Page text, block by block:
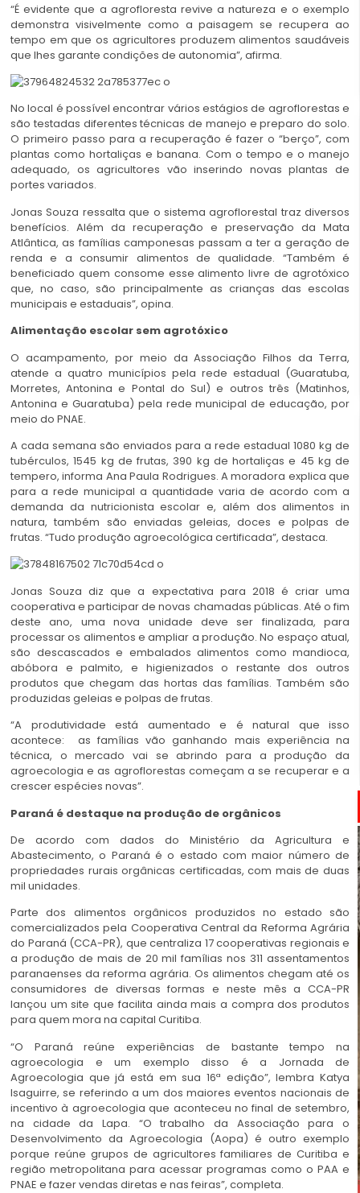
“É evidente que a agrofloresta revive a natureza e o exemplo
demonstra visivelmente como a paisagem se recupera ao
tempo em que os agricultores produzem alimentos saudáveis
que lhes garante condições de autonomia”, afirma.
No local é possível encontrar vários estágios de agroflorestas e
são testadas diferentes técnicas de manejo e preparo do solo.
O primeiro passo para a recuperação é fazer o “berço”, com
plantas como hortaliças e banana. Com o tempo e o manejo
adequado, os agricultores vão inserindo novas plantas de
portes variados.
Jonas Souza ressalta que o sistema agroflorestal traz diversos
benefícios. Além da recuperação e preservação da Mata
Atlântica, as famílias camponesas passam a ter a geração de
renda e a consumir alimentos de qualidade. “Também é
beneficiado quem consome esse alimento livre de agrotóxico
que, no caso, são principalmente as crianças das escolas
municipais e estaduais”, opina.
Alimentação escolar sem agrotóxico
O acampamento, por meio da Associação Filhos da Terra,
atende a quatro municípios pela rede estadual (Guaratuba,
Morretes, Antonina e Pontal do Sul) e outros três (Matinhos,
Antonina e Guaratuba) pela rede municipal de educação, por
meio do PNAE.
A cada semana são enviados para a rede estadual 1080 kg de
tubérculos, 1545 kg de frutas, 390 kg de hortaliças e 45 kg de
tempero, informa Ana Paula Rodrigues. A moradora explica que
para a rede municipal a quantidade varia de acordo com a
demanda da nutricionista escolar e, além dos alimentos in
natura, também são enviadas geleias, doces e polpas de
frutas. “Tudo produção agroecológica certificada”, destaca.
Jonas Souza diz que a expectativa para 2018 é criar uma
cooperativa e participar de novas chamadas públicas. Até o fim
deste ano, uma nova unidade deve ser finalizada, para
processar os alimentos e ampliar a produção. No espaço atual,
são descascados e embalados alimentos como mandioca,
abóbora e palmito, e higienizados o restante dos outros
produtos que chegam das hortas das famílias. Também são
produzidas geleias e polpas de frutas.
“A produtividade está aumentado e é natural que isso
acontece: as famílias vão ganhando mais experiência na
técnica, o mercado vai se abrindo para a produção da
agroecologia e as agroflorestas começam a se recuperar e a
crescer espécies novas”.
Paraná é destaque na produção de orgânicos
De acordo com dados do Ministério da Agricultura e
Abastecimento, o Paraná é o estado com maior número de
propriedades rurais orgânicas certificadas, com mais de duas
mil unidades.
Parte dos alimentos orgânicos produzidos no estado são
comercializados pela Cooperativa Central da Reforma Agrária
do Paraná (CCA-PR), que centraliza 17 cooperativas regionais e
a produção de mais de 20 mil famílias nos 311 assentamentos
paranaenses da reforma agrária. Os alimentos chegam até os
consumidores de diversas formas e neste mês a CCA-PR
lançou um site que facilita ainda mais a compra dos produtos
para quem mora na capital Curitiba.
“O Paraná reúne experiências de bastante tempo na
agroecologia e um exemplo disso é a Jornada de
Agroecologia que já está em sua 16ª edição”, lembra Katya
Isaguirre, se referindo a um dos maiores eventos nacionais de
incentivo à agroecologia que aconteceu no final de setembro,
na cidade da Lapa. “O trabalho da Associação para o
Desenvolvimento da Agroecologia (Aopa) é outro exemplo
porque reúne grupos de agricultores familiares de Curitiba e
região metropolitana para acessar programas como o PAA e
PNAE e fazer vendas diretas e nas feiras”, completa.